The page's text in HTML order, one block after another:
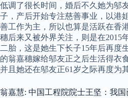
低调了很长时间，婚后不久她为邬
子，产后开始专注慈善事业，以港
善工作为主，所以也算是活跃在香
穗后来又被外界关注，则是在2015
二胎，这是她生下长子15年后再度
的翁嘉穗嫁给邬友正之后生活得衣
并且她还在邬友正61岁之际再度为
翁嘉慧: 中国工程院院士王坚：我国